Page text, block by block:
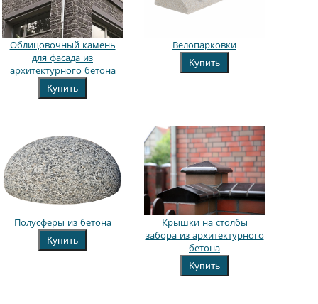
Облицовочный камень
для фасада из
архитектурного бетона
Купить
Велопарковки
Купить
Полусферы из бетона
Купить
Крышки на столбы
забора из архитектурного
бетона
Купить